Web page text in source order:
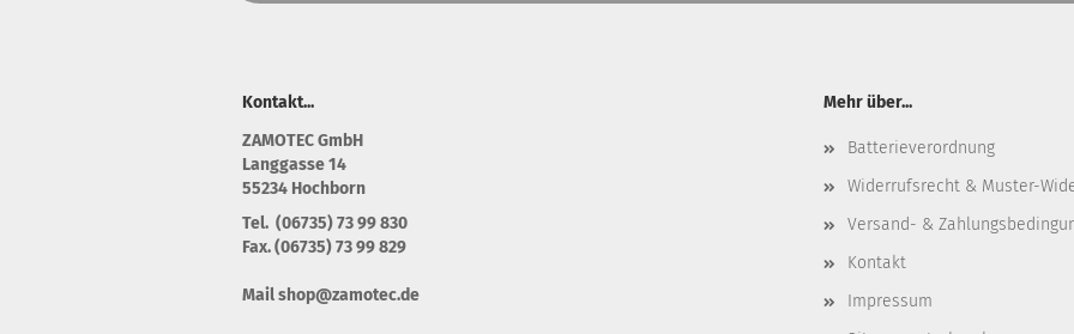
Kontakt...
ZAMOTEC GmbH
Langgasse 14
55234 Hochborn
Tel. (06735) 73 99 830
Fax. (06735) 73 99 829
Mail shop@zamotec.de
Mehr über...
Batterieverordnung
Widerrufsrecht & Muster-
Versand- &
Kontakt
Impressum